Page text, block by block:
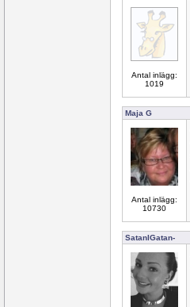
Antal inlägg:
1019
Maja G
Antal inlägg:
10730
SatanIGatan-